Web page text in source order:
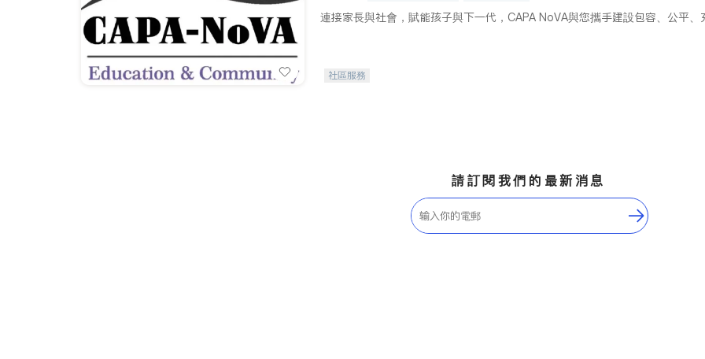
連接家長與社會，賦能孩子與下一代，CAPA NoVA與您攜手建設包容、公平、
社區服務
請訂閱我們的最新消息